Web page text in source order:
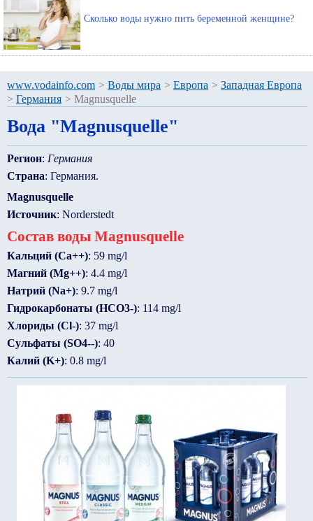
Сколько воды нужно пить беременной женщине?
www.vodainfo.com > Воды мира > Европа > Западная Европа
> Германия > Magnusquelle
Вода "Magnusquelle"
Регион: Германия
Страна: Германия.
Magnusquelle
Источник: Norderstedt
Состав воды Magnusquelle
Кальций (Ca++): 59 mg/l
Магний (Mg++): 4.4 mg/l
Натрий (Na+): 9.7 mg/l
Гидрокарбонаты (HCO3-): 114 mg/l
Хлориды (Cl-): 37 mg/l
Сульфаты (SO4--): 40
Калий (K+): 0.8 mg/l